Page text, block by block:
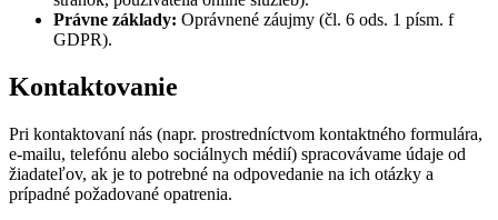
Právne základy: Oprávnené záujmy (čl. 6 ods. 1 písm. f
GDPR).
Kontaktovanie
Pri kontaktovaní nás (napr. prostredníctvom kontaktného formulára,
e-mailu, telefónu alebo sociálnych médií) spracovávame údaje od
žiadateľov, ak je to potrebné na odpovedanie na ich otázky a
prípadné požadované opatrenia.